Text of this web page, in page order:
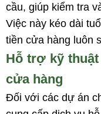
cầu, giúp kiểm tra
Việc này kéo dài
tiền cửa hàng luôn
Hỗ trợ kỹ
cửa hàng
Đối với các dự án